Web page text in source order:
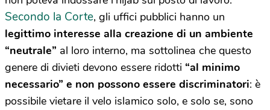
Secondo la Corte, gli uffici pubblici hanno un
legittimo interesse alla creazione di un ambiente
“neutrale” al loro interno, ma sottolinea che questo
genere di divieti devono essere ridotti “al minimo
necessario” e non possono essere discriminatori: è
possibile vietare il velo islamico solo, e solo se, sono